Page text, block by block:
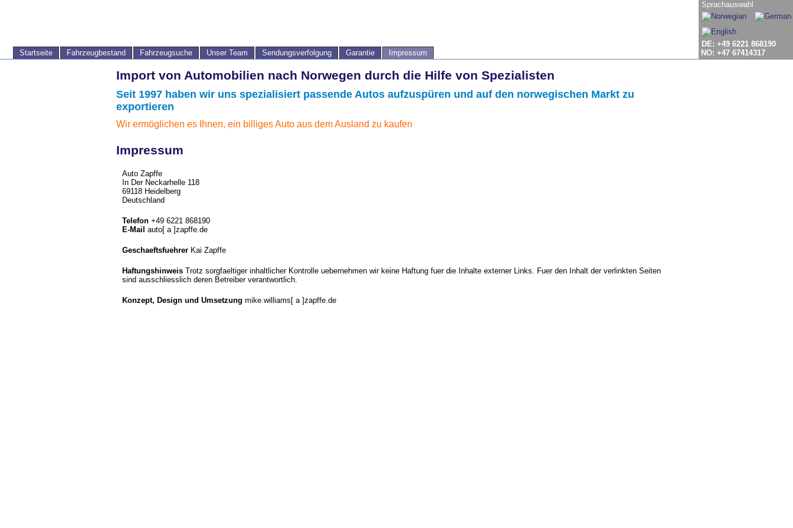
Startseite Fahrzeugbestand Fahrzeugsuche Unser Team Sendungsverfolgung Garantie Impressum
Sprachauswahl
DE: +49 6221 868190
NO: +47 67414317
Import von Automobilien nach Norwegen durch die Hilfe von Spezialisten
Seit 1997 haben wir uns spezialisiert passende Autos aufzuspüren und auf den norwegischen Markt zu
exportieren
Wir ermöglichen es Ihnen, ein billiges Auto aus dem Ausland zu kaufen
Impressum
Auto Zapffe
In Der Neckarhelle 118
69118 Heidelberg
Deutschland
Telefon +49 6221 868190
E-Mail auto[ a ]zapffe.de
Geschaeftsfuehrer Kai Zapffe
Haftungshinweis Trotz sorgfaeltiger inhaltlicher Kontrolle uebernehmen wir keine Haftung fuer die Inhalte externer Links. Fuer den Inhalt der verlinkten Seiten
sind ausschliesslich deren Betreiber verantwortlich.
Konzept, Design und Umsetzung mike.williams[ a ]zapffe.de